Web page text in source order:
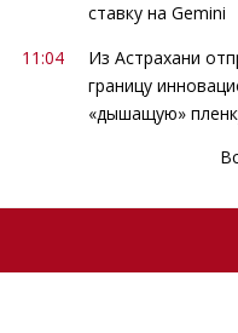
ставку на Gemini
11:04
Из Астрахани
границу
«дышащую»